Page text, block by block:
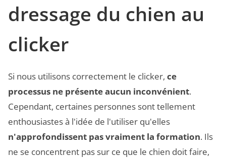
dressage du chien au
clicker
Si nous utilisons correctement le clicker, ce
processus ne présente aucun inconvénient.
Cependant, certaines personnes sont tellement
enthousiastes à l'idée de l'utiliser qu'elles
n'approfondissent pas vraiment la formation. Ils
ne se concentrent pas sur ce que le chien doit faire,